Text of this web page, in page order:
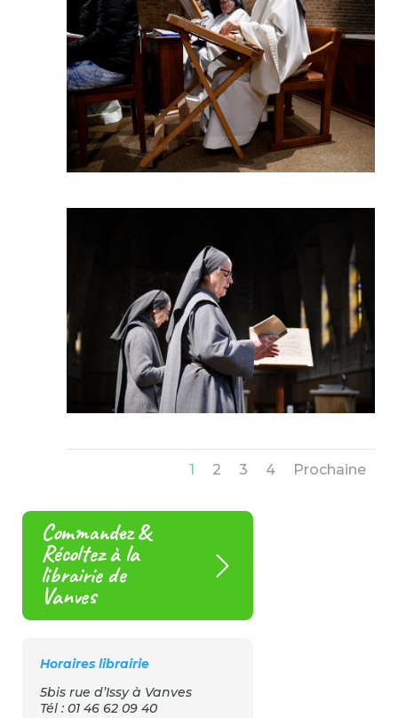
1 2 3 4 Prochaine
Commandez &
Récoltez à la
librairie de
Vanves
Horaires librairie
5bis rue d’Issy à Vanves
Tél : 01 46 62 09 40